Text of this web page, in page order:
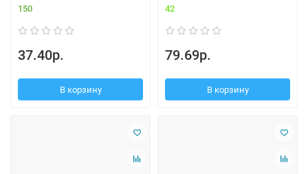
150
37.40р.
В корзину
42
79.69р.
В корзину